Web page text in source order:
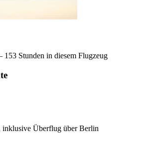
153 Stunden in diesem Flugzeug
inklusive Überflug über Berlin